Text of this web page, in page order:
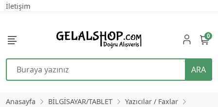
İletişim
ARA
0
Anasayfa BİLGİSAYAR/TABLET
Yazıcılar / Faxlar